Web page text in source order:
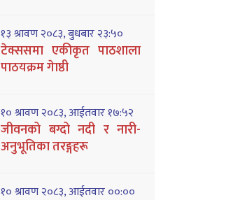
१३ श्रावण २०८३, बुधबार २३:५०
टेक्ससमा एकीकृत पाठशाला
पाठयक्रम गेाष्ठी
१० श्रावण २०८३, आईतवार १७:५२
जीवनको बग्दो नदी र नारी-
अनुभूतिका तरङ्गहरू
१० श्रावण २०८३, आईतवार ००:००